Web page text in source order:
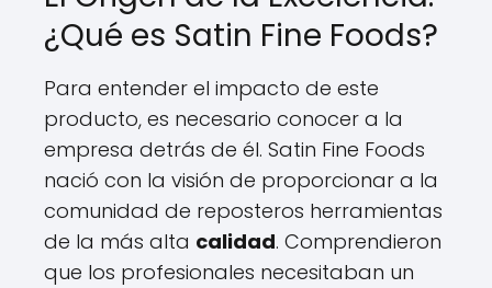
¿Qué es Satin Fine Foods?
Para entender el impacto de este
producto, es necesario conocer a la
empresa detrás de él. Satin Fine Foods
nació con la visión de proporcionar a la
comunidad de reposteros herramientas
de la más alta calidad. Comprendieron
que los profesionales necesitaban un